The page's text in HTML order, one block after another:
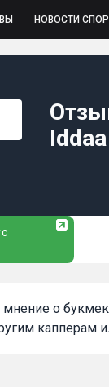
НОВОСТИ
Iddaa
мнение о
капперам